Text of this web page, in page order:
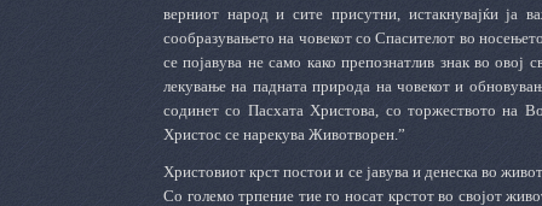
верниот народ и сите присутни, истакнувајќи ја
сообразувањето на човекот со Спасителот во
се појавува не само како препознатлив знак во
лекување на падната природа на човекот и
содинет со Пасхата Христова, со торжеството на
Христос се нарекува Животворен.”
Христовиот крст постои и се јавува и денеска во
Со големо трпение тие го носат крстот во својот